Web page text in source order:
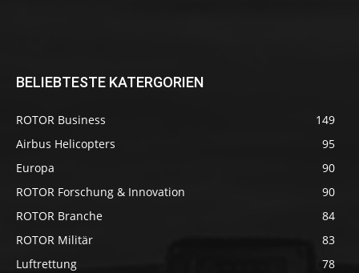
BELIEBTESTE KATERGORIEN
ROTOR Business
149
Airbus Helicopters
95
Europa
90
ROTOR Forschung & Innovation
90
ROTOR Branche
84
ROTOR Militär
83
Luftrettung
78